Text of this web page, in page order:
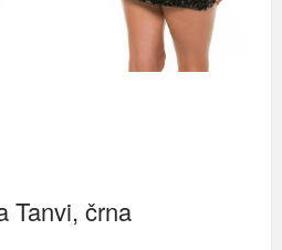
Tanvi, črna